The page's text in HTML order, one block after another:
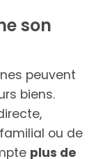
son
peuvent
biens.
ou de
plus de